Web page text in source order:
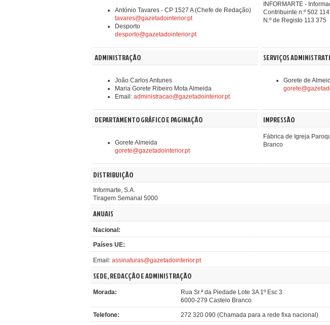
António Tavares - CP 1527 A(Chefe de Redação)
tavares@gazetadointerior.pt
Desporto
desporto@gazetadointerior.pt
INFORMARTE -
Contribuinte n.º 502
N.º de Registo 113 375
ADMINISTRAÇÃO SERVIÇOS
João Carlos Antunes
Maria Gorete Ribeiro Mota Almeida
Email: administracao@gazetadointerior.pt
Gorete de
DEPARTAMENTO GRÁFICO E PAGINAÇÃO IMPRESSÃO
Gorete Almeida
gorete@gazetadointerior.pt
Fábrica de Igreja
Branco
DISTRIBUIÇÃO
Informarte, S.A.
Tiragem Semanal 5000
ANUAIS
Nacional:
Países UE:
Email: assinaturas@gazetadointerior.pt
SEDE, REDACÇÃO E ADMINISTRAÇÃO
Morada:
Rua Sr.ª da Piedade Lote 3A 1º Esc 3
6000-279 Castelo Branco
Telefone: 272 320 090 (Chamada para a rede fixa nacional)